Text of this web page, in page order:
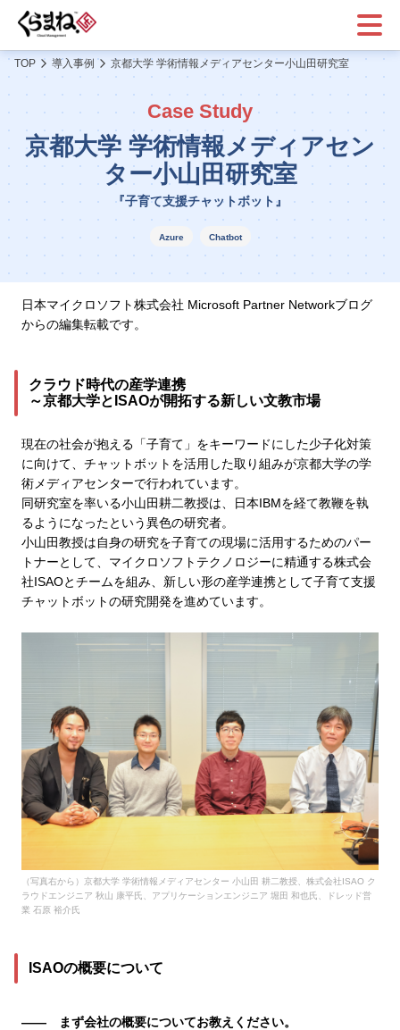
メニ
ュー
TOP 導入事例 京都大学 学術情報メディアセンター小山田研究室
Case Study
京都大学 学術情報メディアセン
ター小山田研究室
『子育て支援チャットボット』
Azure Chatbot
日本マイクロソフト株式会社 Microsoft Partner Networkブログ
からの編集転載です。
クラウド時代の産学連携
～京都大学とISAOが開拓する新しい文教市場
現在の社会が抱える「子育て」をキーワードにした少子化対策
に向けて、チャットボットを活用した取り組みが京都大学の学
術メディアセンターで行われています。
同研究室を率いる小山田耕二教授は、日本IBMを経て教鞭を執
るようになったという異色の研究者。
小山田教授は自身の研究を子育ての現場に活用するためのパー
トナーとして、マイクロソフトテクノロジーに精通する株式会
社ISAOとチームを組み、新しい形の産学連携として子育て支援
チャットボットの研究開発を進めています。
（写真右から）京都大学 学術情報メディアセンター 小山田 耕二教授、株式会社ISAO ク
ラウドエンジニア 秋山 康平氏、アプリケーションエンジニア 堀田 和也氏、ドレッド営
業 石原 裕介氏
ISAOの概要について
―― まず会社の概要についてお教えください。